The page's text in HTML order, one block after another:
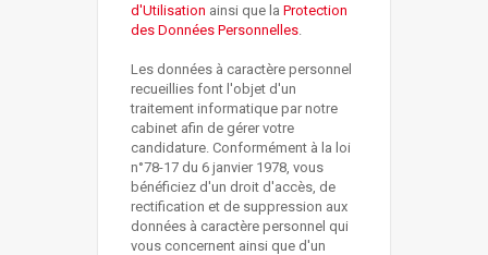
d'Utilisation ainsi que la Protection
des Données Personnelles.
Les données à caractère personnel
recueillies font l'objet d'un
traitement informatique par notre
cabinet afin de gérer votre
candidature. Conformément à la loi
n°78-17 du 6 janvier 1978, vous
bénéficiez d'un droit d'accès, de
rectification et de suppression aux
données à caractère personnel qui
vous concernent ainsi que d'un